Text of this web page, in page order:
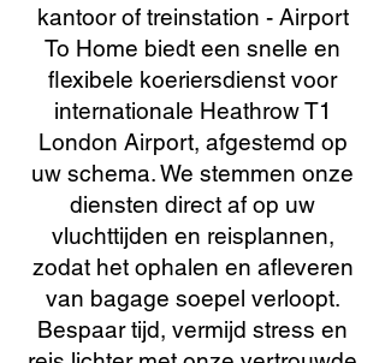
kantoor of treinstation - Airport
To Home biedt een snelle en
flexibele koeriersdienst voor
internationale Heathrow T1
London Airport, afgestemd op
uw schema. We stemmen onze
diensten direct af op uw
vluchttijden en reisplannen,
zodat het ophalen en afleveren
van bagage soepel verloopt.
Bespaar tijd, vermijd stress en